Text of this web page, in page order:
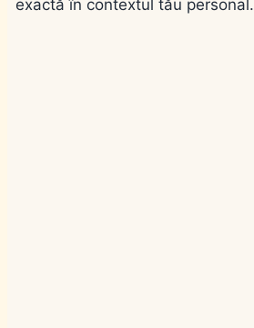
exactă în contextul tău personal.